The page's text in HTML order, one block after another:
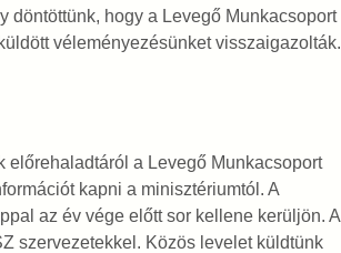
döntöttünk, hogy a Levegő Munkacsoport
véleményezésünket visszaigazolták.
előrehaladtáról a Levegő Munkacsoport
kapni a minisztériumtól. A
az év vége előtt sor kellene kerüljön. A
szervezetekkel. Közös levelet küldtünk